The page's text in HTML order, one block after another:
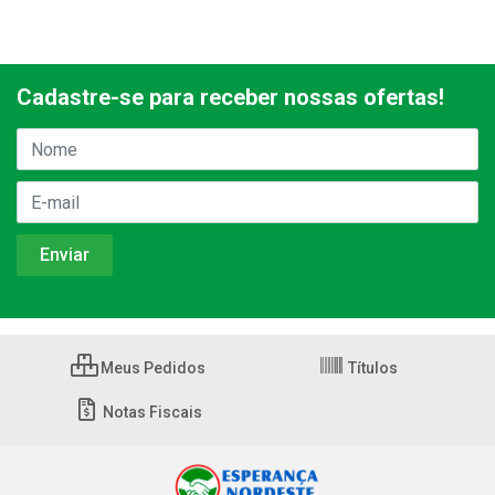
Cadastre-se para receber nossas ofertas!
Meus Pedidos Títulos
Notas Fiscais